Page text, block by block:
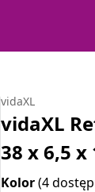
vidaXL
vidaXL
38 x 6,5
Kolor(4